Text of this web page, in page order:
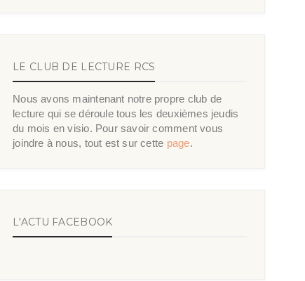
LE CLUB DE LECTURE RCS
Nous avons maintenant notre propre club de
lecture qui se déroule tous les deuxièmes jeudis
du mois en visio. Pour savoir comment vous
joindre à nous, tout est sur cette page.
L'ACTU FACEBOOK